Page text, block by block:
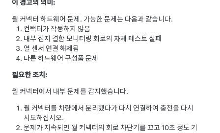
이 경고의 의미:
월 커넥터 하드웨어 문제. 가능한 문제는 다음과 같습니다.
컨택터가 작동하지 않음
내부 접지 결함 모니터링 회로의 자체 테스트 실패
열 센서 연결 해제됨
다른 하드웨어 구성품 문제
필요한 조치:
월 커넥터에서 내부 문제를 감지했습니다.
월 커넥터를 차량에서 분리했다가 다시 연결하여 충전을 다시
시도하십시오.
문제가 지속되면 월 커넥터의 회로 차단기를 끄고 10초 정도 기